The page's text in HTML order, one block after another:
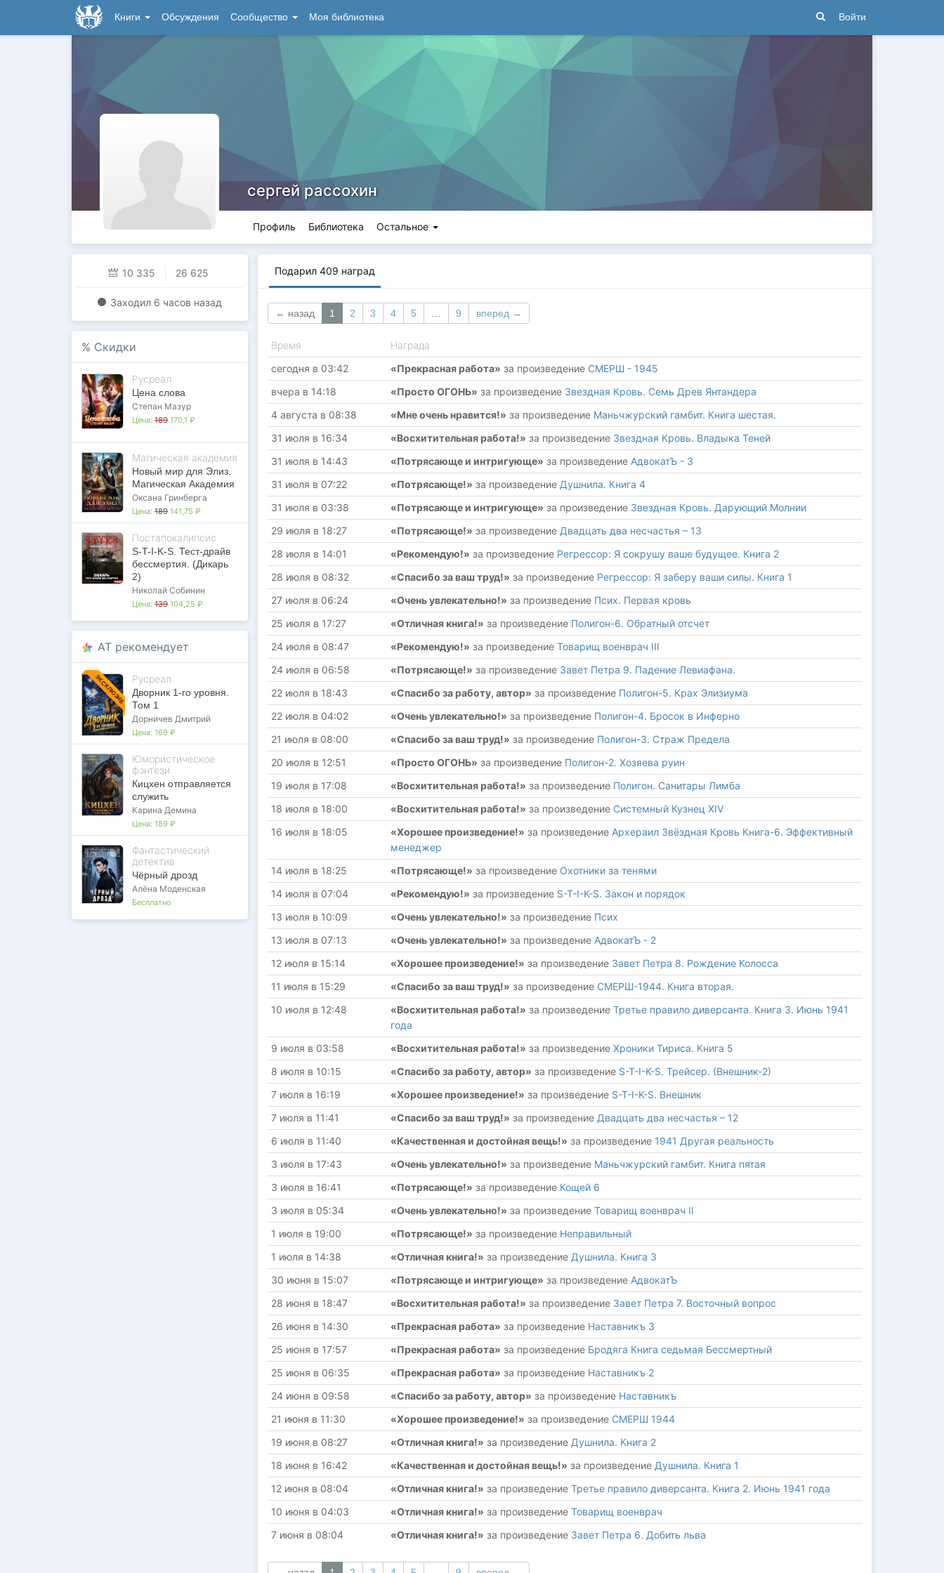
Книги Обсуждения Сообщество Моя библиотека Войти
сергей рассохин
Профиль Библиотека Остальное
10 335 26 625
Заходил 6 часов назад
% Скидки
Русреал
Цена слова
Степан Мазур
Цена: 189 170,1 ₽
Магическая академия
Новый мир для Элиз.
Магическая Академия
Оксана Гринберга
Цена: 189 141,75 ₽
Постапокалипсис
S-T-I-K-S. Тест-драйв
бессмертия. (Дикарь
2)
Николай Собинин
Цена: 139 104,25 ₽
AT рекомендует
ЭКСКЛЮЗИВ Русреал
Дворник 1-го уровня.
Том 1
Дорничев Дмитрий
Цена: 169 ₽
Юмористическое
фэнтези
Кицхен отправляется
служить
Карина Демина
Цена: 189 ₽
Фантастический
детектив
Чёрный дрозд
Алёна Моденская
Бесплатно
Подарил 409 наград
← назад 1 2 3 4 5 9 вперед →
Время
Награда
сегодня в 03:42
«Прекрасная работа» за произведение СМЕРШ - 1945
вчера в 14:18
«Просто ОГОНЬ» за произведение Звездная Кровь. Семь Древ Янтандера
4 августа в 08:38
«Мне очень нравится!» за произведение Маньчжурский гамбит. Книга шестая.
31 июля в 16:34
«Восхитительная работа!» за произведение Звездная Кровь. Владыка Теней
31 июля в 14:43
«Потрясающе и интригующе» за произведение АдвокатЪ - 3
31 июля в 07:22
«Потрясающе!» за произведение Душнила. Книга 4
31 июля в 03:38
«Потрясающе и интригующе» за произведение Звездная Кровь. Дарующий Молнии
29 июля в 18:27
«Потрясающе!» за произведение Двадцать два несчастья – 13
28 июля в 14:01
«Рекомендую!» за произведение Регрессор: Я сокрушу ваше будущее. Книга 2
28 июля в 08:32
«Спасибо за ваш труд!» за произведение Регрессор: Я заберу ваши силы. Книга 1
27 июля в 06:24
«Очень увлекательно!» за произведение Псих. Первая кровь
25 июля в 17:27
«Отличная книга!» за произведение Полигон-6. Обратный отсчет
24 июля в 08:47
«Рекомендую!» за произведение Товарищ военврач III
24 июля в 06:58
«Потрясающе!» за произведение Завет Петра 9. Падение Левиафана.
22 июля в 18:43
«Спасибо за работу, автор» за произведение Полигон-5. Крах Элизиума
22 июля в 04:02
«Очень увлекательно!» за произведение Полигон-4. Бросок в Инферно
21 июля в 08:00
«Спасибо за ваш труд!» за произведение Полигон-3. Страж Предела
20 июля в 12:51
«Просто ОГОНЬ» за произведение Полигон-2. Хозяева руин
19 июля в 17:08
«Восхитительная работа!» за произведение Полигон. Санитары Лимба
18 июля в 18:00
«Восхитительная работа!» за произведение Системный Кузнец XIV
16 июля в 18:05
«Хорошее произведение!» за произведение Архераил Звёздная Кровь Книга-6. Эффективный
менеджер
14 июля в 18:25
«Потрясающе!» за произведение Охотники за тенями
14 июля в 07:04
«Рекомендую!» за произведение S-T-I-K-S. Закон и порядок
13 июля в 10:09
«Очень увлекательно!» за произведение Псих
13 июля в 07:13
«Очень увлекательно!» за произведение АдвокатЪ - 2
12 июля в 15:14
«Хорошее произведение!» за произведение Завет Петра 8. Рождение Колосса
11 июля в 15:29
«Спасибо за ваш труд!» за произведение СМЕРШ-1944. Книга вторая.
10 июля в 12:48
«Восхитительная работа!» за произведение Третье правило диверсанта. Книга 3. Июнь 1941
года
9 июля в 03:58
«Восхитительная работа!» за произведение Хроники Тириса. Книга 5
8 июля в 10:15
«Спасибо за работу, автор» за произведение S-T-I-K-S. Трейсер. (Внешник-2)
7 июля в 16:19
«Хорошее произведение!» за произведение S-T-I-K-S. Внешник
7 июля в 11:41
«Спасибо за ваш труд!» за произведение Двадцать два несчастья – 12
6 июля в 11:40
«Качественная и достойная вещь!» за произведение 1941 Другая реальность
3 июля в 17:43
«Очень увлекательно!» за произведение Маньчжурский гамбит. Книга пятая
3 июля в 16:41
«Потрясающе!» за произведение Кощей 6
3 июля в 05:34
«Очень увлекательно!» за произведение Товарищ военврач II
1 июля в 19:00
«Потрясающе!» за произведение Неправильный
1 июля в 14:38
«Отличная книга!» за произведение Душнила. Книга 3
30 июня в 15:07
«Потрясающе и интригующе» за произведение АдвокатЪ
28 июня в 18:47
«Восхитительная работа!» за произведение Завет Петра 7. Восточный вопрос
26 июня в 14:30
«Прекрасная работа» за произведение Наставникъ 3
25 июня в 17:57
«Прекрасная работа» за произведение Бродяга Книга седьмая Бессмертный
25 июня в 06:35
«Прекрасная работа» за произведение Наставникъ 2
24 июня в 09:58
«Спасибо за работу, автор» за произведение Наставникъ
21 июня в 11:30
«Хорошее произведение!» за произведение СМЕРШ 1944
19 июня в 08:27
«Отличная книга!» за произведение Душнила. Книга 2
18 июня в 16:42
«Качественная и достойная вещь!» за произведение Душнила. Книга 1
12 июня в 08:04
«Отличная книга!» за произведение Третье правило диверсанта. Книга 2. Июнь 1941 года
10 июня в 04:03
«Отличная книга!» за произведение Товарищ военврач
7 июня в 08:04
«Отличная книга!» за произведение Завет Петра 6. Добить льва